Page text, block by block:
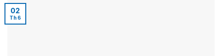
02
Th6